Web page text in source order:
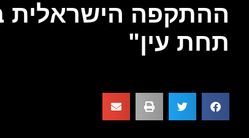
ההתקפה הישראלית
תחת עין"